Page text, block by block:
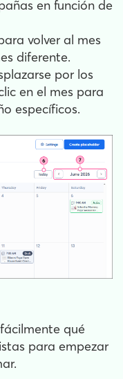
en función de
volver al mes
diferente.
por los
en el mes para
específicos.
qué
para empezar